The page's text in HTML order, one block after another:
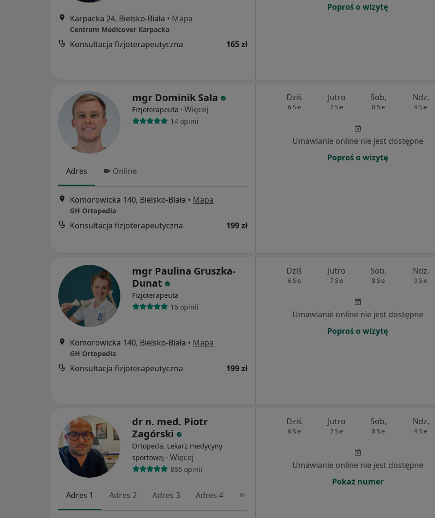
Karpacka 24, Bielsko-Biała • Mapa
Centrum Medicover Karpacka
Konsultacja fizjoterapeutyczna 165 zł
Poproś o wizytę
mgr Dominik Sala
Fizjoterapeuta · Więcej
14 opinii
Adres Online
Komorowicka 140, Bielsko-Biała • Mapa
GH Ortopedia
Konsultacja fizjoterapeutyczna 199 zł
Dziś
6 Sie
Jutro
7 Sie
Sob,
8 Sie
Ndz,
9 Sie
Umawianie online nie jest dostępne
Poproś o wizytę
mgr Paulina Gruszka-
Dunat
Fizjoterapeuta
16 opinii
Komorowicka 140, Bielsko-Biała • Mapa
GH Ortopedia
Konsultacja fizjoterapeutyczna 199 zł
Dziś
6 Sie
Jutro
7 Sie
Sob,
8 Sie
Ndz,
9 Sie
Umawianie online nie jest dostępne
Poproś o wizytę
dr n. med. Piotr
Zagórski
Ortopeda, Lekarz medycyny
sportowej · Więcej
865 opinii
Adres 1 Adres 2 Adres 3 Adres 4
Dziś
6 Sie
Jutro
7 Sie
Sob,
8 Sie
Ndz,
9 Sie
Umawianie online nie jest dostępne
Pokaż numer